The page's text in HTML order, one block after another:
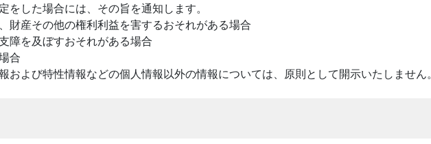
した場合には、その旨を通知します。
財産その他の権利利益を害するおそれがある場合
障を及ぼすおそれがある場合
合
および特性情報などの個人情報以外の情報については、原則として開示いたしません。